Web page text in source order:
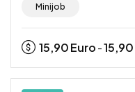
Minijob
15,90Euro -15,90